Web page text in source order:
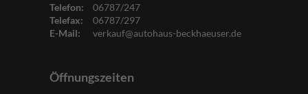
Telefon:
06787/247
Telefax:
06787/297
E-Mail:
verkauf@autohaus-beckhaeuser.de
Öffnungszeiten